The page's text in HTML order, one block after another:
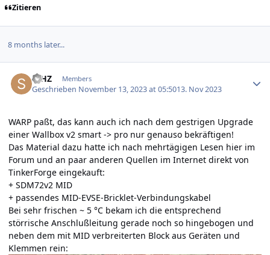
Zitieren
8 months later...
StHZ Members
Geschrieben November 13, 2023 at 05:5013. Nov 2023
WARP paßt, das kann auch ich nach dem gestrigen Upgrade
einer Wallbox v2 smart -> pro nur genauso bekräftigen!
Das Material dazu hatte ich nach mehrtägigen Lesen hier im
Forum und an paar anderen Quellen im Internet direkt von
TinkerForge eingekauft:
+ SDM72v2 MID
+ passendes MID-EVSE-Bricklet-Verbindungskabel
Bei sehr frischen ~ 5 °C bekam ich die entsprechend
störrische Anschlußleitung gerade noch so hingebogen und
neben dem mit MID verbreiterten Block aus Geräten und
Klemmen rein: